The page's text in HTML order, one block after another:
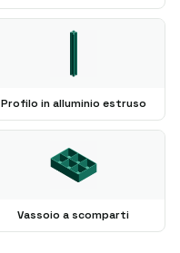
Profilo in alluminio estruso
Vassoio a scomparti